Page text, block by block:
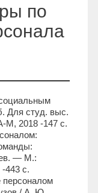
по
Для студ. выс.
М, 2018 -147 с.
— М.:
443 с.